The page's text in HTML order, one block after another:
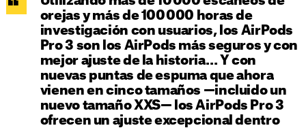
orejas y más de 100 000 horas de
investigación con usuarios, los AirPods
Pro 3 son los AirPods más seguros y con
mejor ajuste de la historia… Y con
nuevas puntas de espuma que ahora
vienen en cinco tamaños —incluido un
nuevo tamaño XXS— los AirPods Pro 3
ofrecen un ajuste excepcional dentro